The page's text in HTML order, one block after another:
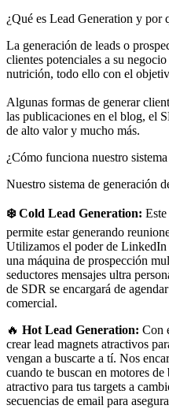
¿Qué es Lead Generation y por
La generación de leads o
clientes potenciales a su
nutrición, todo ello con el
Algunas formas de generar
las publicaciones en el blog, el
de alto valor y mucho más.
¿Cómo funciona nuestro
Nuestro sistema de generación
❄️ Cold Lead Generation​:
permite estar generando
Utilizamos el poder de
una máquina de prospección
seductores mensajes ultra
de SDR se encargará de
comercial.
🔥 Hot Lead Generation​: Con
crear lead magnets atractivos
vengan a buscarte a tí. Nos
cuando te buscan en motores
atractivo para tus targets a
secuencias de email para